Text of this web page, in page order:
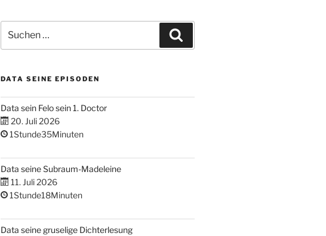
nach:
DATA SEINE EPISODEN
Data sein Felo sein 1. Doctor
20. Juli 2026
1Stunde35Minuten
Data seine Subraum-Madeleine
11. Juli 2026
1Stunde18Minuten
Data seine gruselige Dichterlesung